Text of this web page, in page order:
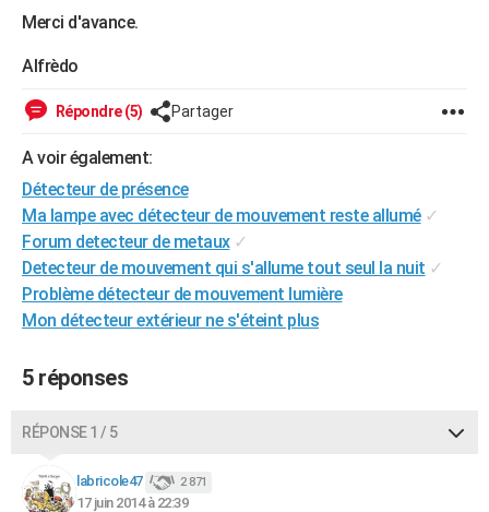
Alimentation
Guide de la santé
Maladies
Médicaments
Sommeil
VOYAGE
Destinations
City break
Voyage nature
Voyage de noces
Forum
Climat
+PHOTO
GUIDES D'ACHAT
BONS PLANS
CARTE DE VOEUX
Carte de Noël
Carte Bonne année
Carte Saint-Valentin
Carte Pâques
Carte d'anniversaire
DICTIONNAIRE
Dictionnaire
Biographies
Citations
Expressions
Proverbes
PROGRAMME TV
COPAINS D'AVANT
S'inscrire
Se connecter
Lycées
Collèges
Primaires
Universités
Entreprises
Service militaire
Avis de recherche
AVIS DE DÉCÈS
Merci d'avance.
Alfrèdo
Répondre (5) Partager
A voir également:
Détecteur de présence
Ma lampe avec détecteur de mouvement reste allumé ✓
Forum detecteur de metaux ✓
Detecteur de mouvement qui s'allume tout seul la nuit ✓
Problème détecteur de mouvement lumière
Mon détecteur extérieur ne s'éteint plus
5 réponses
RÉPONSE 1 / 5
labricole47 2 871
17 juin 2014 à 22:39